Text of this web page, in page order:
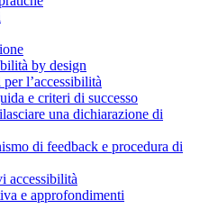
by design
l’accessibilità
e criteri di successo
una dichiarazione di
di feedback e procedura di
accessibilità
e approfondimenti